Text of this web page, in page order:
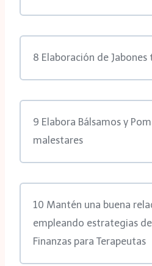
8 Elaboración de
9 Elabora Bálsamos y
malestares
10 Mantén una buena
empleando estrategias
Finanzas para Terapeutas